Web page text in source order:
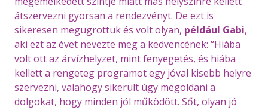
átszervezni gyorsan a rendezvényt. De ezt is
sikeresen megugrottuk és volt olyan, például Gabi,
aki ezt az évet nevezte meg a kedvencének: “Hiába
volt ott az árvízhelyzet, mint fenyegetés, és hiába
kellett a rengeteg programot egy jóval kisebb helyre
szervezni, valahogy sikerült úgy megoldani a
dolgokat, hogy minden jól működött. Sőt, olyan jó